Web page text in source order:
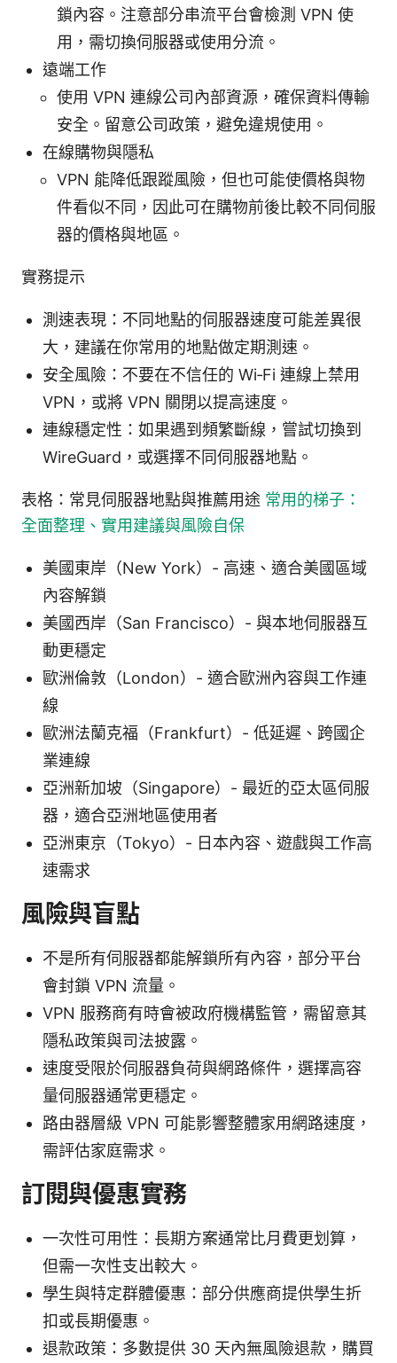
鎖內容。注意部分串流平台會檢測 VPN 使
用，需切換伺服器或使用分流。
遠端工作
使用 VPN 連線公司內部資源，確保資料傳輸
安全。留意公司政策，避免違規使用。
在線購物與隱私
VPN 能降低跟蹤風險，但也可能使價格與物
件看似不同，因此可在購物前後比較不同伺服
器的價格與地區。
實務提示
測速表現：不同地點的伺服器速度可能差異很
大，建議在你常用的地點做定期測速。
安全風險：不要在不信任的 Wi‑Fi 連線上禁用
VPN，或將 VPN 關閉以提高速度。
連線穩定性：如果遇到頻繁斷線，嘗試切換到
WireGuard，或選擇不同伺服器地點。
表格：常見伺服器地點與推薦用途 常用的梯子：
全面整理、實用建議與風險自保
美國東岸（New York）- 高速、適合美國區域
內容解鎖
美國西岸（San Francisco）- 與本地伺服器互
動更穩定
歐洲倫敦（London）- 適合歐洲內容與工作連
線
歐洲法蘭克福（Frankfurt）- 低延遲、跨國企
業連線
亞洲新加坡（Singapore）- 最近的亞太區伺服
器，適合亞洲地區使用者
亞洲東京（Tokyo）- 日本內容、遊戲與工作高
速需求
風險與盲點
不是所有伺服器都能解鎖所有內容，部分平台
會封鎖 VPN 流量。
VPN 服務商有時會被政府機構監管，需留意其
隱私政策與司法披露。
速度受限於伺服器負荷與網路條件，選擇高容
量伺服器通常更穩定。
路由器層級 VPN 可能影響整體家用網路速度，
需評估家庭需求。
訂閱與優惠實務
一次性可用性：長期方案通常比月費更划算，
但需一次性支出較大。
學生與特定群體優惠：部分供應商提供學生折
扣或長期優惠。
退款政策：多數提供 30 天內無風險退款，購買